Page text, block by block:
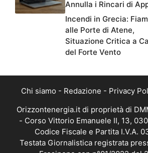
Annulla i Rincari di
Incendi in Grecia:
alle Porte di Atene,
Situazione Critica a
del Forte Vento
Chi siamo - Redazione - Privacy
Orizzontenergia.it di proprietà di
- Corso Vittorio Emanuele II, 13,
Codice Fiscale e Partita I.V.A.
Testata Giornalistica registrata